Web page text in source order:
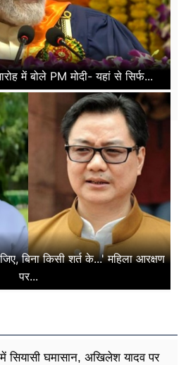
में बोले PM मोदी- यहां से सिर्फ...
बिना किसी शर्त के...' महिला आरक्षण
पर...
घमासान, अखिलेश यादव पर